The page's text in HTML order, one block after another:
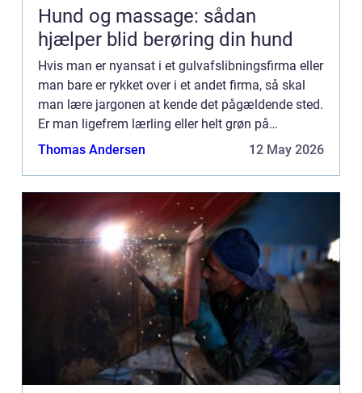
Hund og massage: sådan
hjælper blid berøring din hund
Hvis man er nyansat i et gulvafslibningsfirma eller
man bare er rykket over i et andet firma, så skal
man lære jargonen at kende det pågældende sted.
Er man ligefrem lærling eller helt grøn på
området,...
Thomas Andersen 12 May 2026